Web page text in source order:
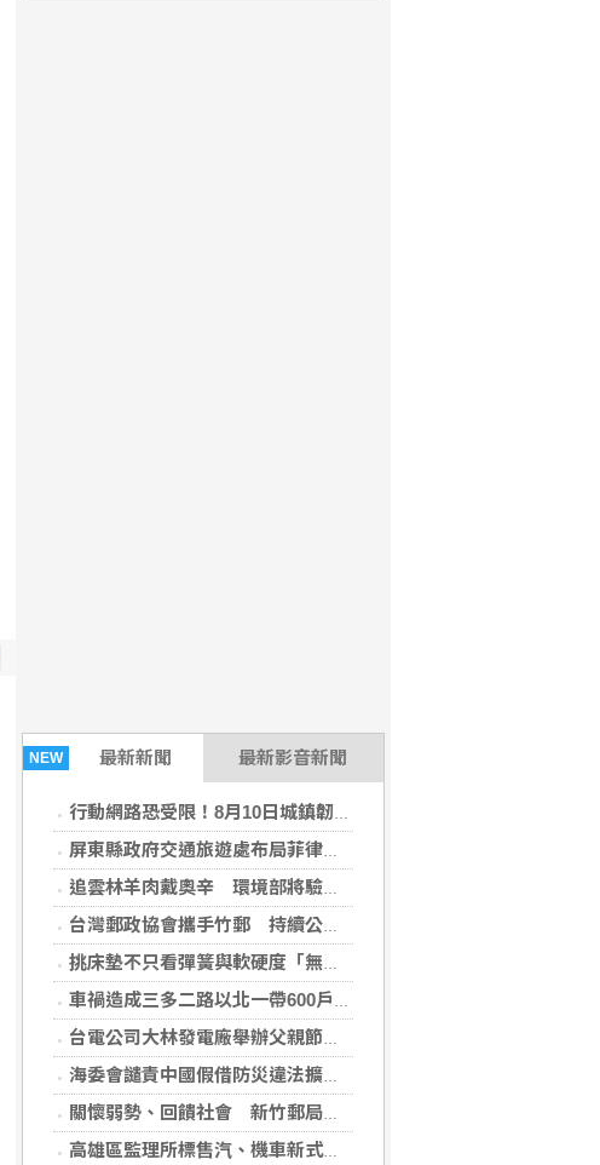
NEW 最新新聞 最新影音新聞
行動網路恐受限！8月10日城鎮韌性演習 北港警籲民眾快準備
屏東縣政府交通旅遊處布局菲律賓觀光市場 拜會航空公司與旅遊巨頭共拓國際客源
追雲林羊肉戴奧辛 環境部將驗牧草生長處環境介質
台灣郵政協會攜手竹郵 持續公益關懷暨改善獨居長者居住環境傳遞溫暖愛心
挑床墊不只看彈簧與軟硬度「無毒熱熔膠」製程升級搶攻健康睡眠市場
車禍造成三多二路以北一帶600戶停電 台電高雄區處加派人力進行搶修
台電公司大林發電廠舉辦父親節親子活動活動
海委會譴責中國假借防災違法擴張管轄權 侵害航行自由，破壞國際秩序
關懷弱勢、回饋社會 新竹郵局前進新埔關懷慰問獨居長者並改善居住環境
高雄區監理所標售汽、機車新式號牌